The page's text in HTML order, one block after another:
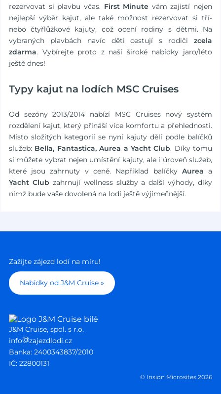
rezervovat si plavbu včas. First Minute vám zajistí nejen
nejlepší výběr kajut, ale také možnost rezervovat si tří-
nebo čtyřlůžkové kajuty, což ocení rodiny s dětmi. Na
vybraných plavbách navíc děti cestují s rodičizcela
zdarma. Vybírejte proto z naší široké nabídky jaro/léto
ještě dnes!
Typy kajut na lodích MSC Cruises
Od sezóny 2013/2014 nabízí MSC Cruises nový systém
rozdělení kajut, který přináší více komfortu a přehlednosti.
Místo složitých kategorií se nyní kajuty dělí podle balíčků
služeb: Bella, Fantastica, Aurea a Yacht Club. Díky tomu
si můžete vybrat nejen umístění kajuty, ale i úroveň služeb,
které jsou zahrnuty v ceně. Například balíčky Aurea a
Yacht Club zahrnují wellness služby a další výhody, díky
nimž bude vaše dovolená na lodi ještě výjimečnější.
Zažijte zájezd lodí na míru!
Nabídky od J&M Cruise »
J&M Cruise, spol. s r.o.
info@zajezdlodi.cz
Banka: 2400343837/2010
IČ: 22800131
© Insion Microsites 2026